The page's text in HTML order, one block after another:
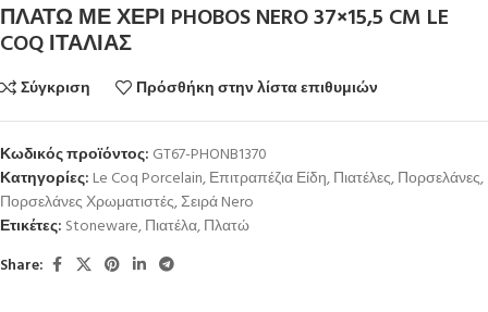
ΠΛΑΤΩ ΜΕ ΧΕΡΙ PHOBOS NERO 37×15,5 CM LE
COQ ΙΤΑΛΙΑΣ
Σύγκριση Πρόσθήκη στην λίστα επιθυμιών
Κωδικός προϊόντος: GT67-PHONB1370
Κατηγορίες: Le Coq Porcelain,Επιτραπέζια Είδη,Πιατέλες,Πορσελάνες,
Πορσελάνες Χρωματιστές,Σειρά Nero
Ετικέτες: Stoneware,Πιατέλα,Πλατώ
Share: